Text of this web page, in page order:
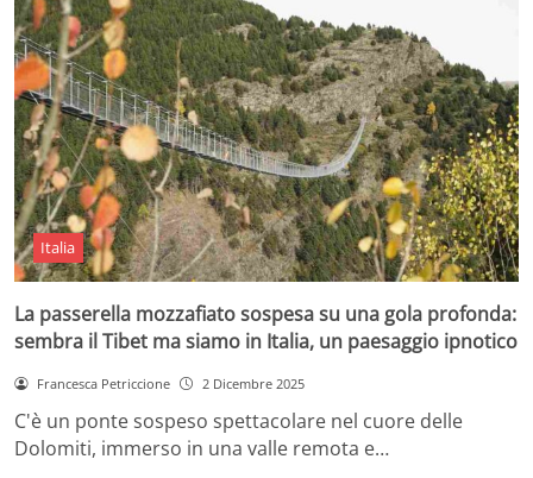
Italia
La passerella mozzafiato sospesa su una gola profonda:
sembra il Tibet ma siamo in Italia, un paesaggio ipnotico
Francesca Petriccione 2 Dicembre 2025
C'è un ponte sospeso spettacolare nel cuore delle
Dolomiti, immerso in una valle remota e…